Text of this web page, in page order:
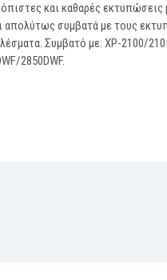
και καθαρές
απολύτως συμβατά με τους
Συμβατό με: XP-2100/
2850DWF.